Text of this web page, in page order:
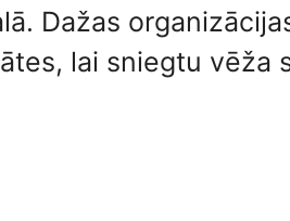
Dažas
lai sniegtu vēža